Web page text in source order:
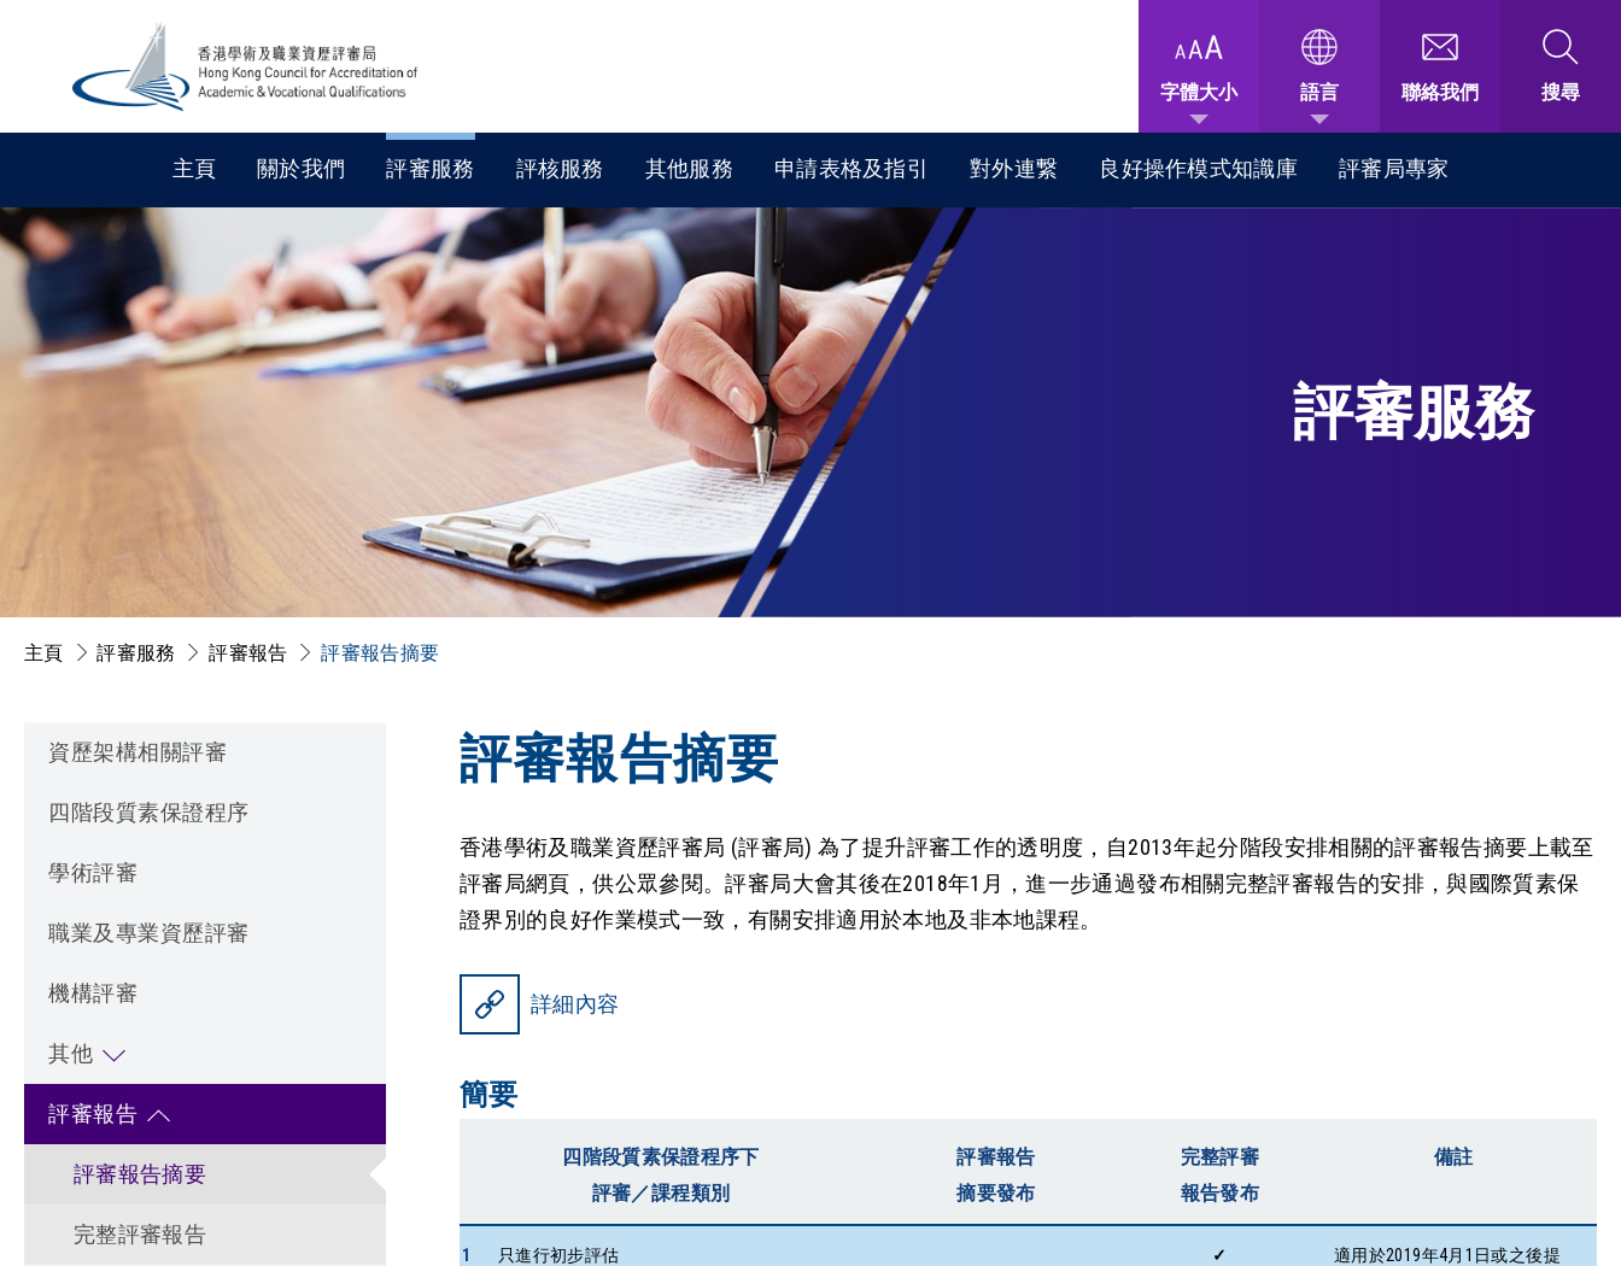
字體大小 語言 聯絡我們 搜尋
主頁 關於我們 評審服務 評核服務 其他服務 申請表格及指引 對外連繋 良好操作模式知識庫 評審局專家
評審服務
主頁 評審服務 評審報告 評審報告摘要
資歷架構相關評審
四階段質素保證程序
學術評審
職業及專業資歷評審
機構評審
其他
評審報告
評審報告摘要
完整評審報告
評審報告摘要
香港學術及職業資歷評審局 (評審局) 為了提升評審工作的透明度，自2013年起分階段安排相關的評審報告摘要上載至
評審局網頁，供公眾參閱。評審局大會其後在2018年1月，進一步通過發布相關完整評審報告的安排，與國際質素保
證界別的良好作業模式一致，有關安排適用於本地及非本地課程。
詳細內容
簡要
四階段質素保證程序下
評審／課程類別
評審報告
摘要發布
完整評審
報告發布
備註
1
只進行初步評估
✓
適用於2019年4月1日或之後提